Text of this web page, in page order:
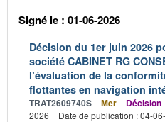
Signé le : 01-06-2026
Décision du 1er juin 2026
société CABINET RG
l’évaluation de la
flottantes en navigation
TRAT2609740S Mer Décision
2026
Date de publication : 04-